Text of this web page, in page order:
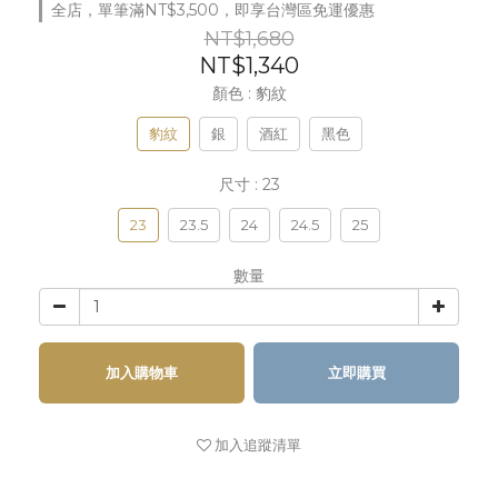
全店，單筆滿NT$3,500，即享台灣區免運優惠
NT$1,680
NT$1,340
顏色 : 豹紋
豹紋 銀 酒紅 黑色
尺寸 : 23
23 23.5 24 24.5 25
數量
加入購物車 立即購買
加入追蹤清單